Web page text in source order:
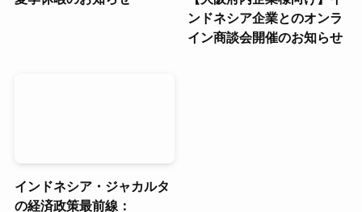
ンドネシア企業とのオンラ
イン商談会開催のお知らせ
インドネシア・ジャカルタ
の経済政策最前線：